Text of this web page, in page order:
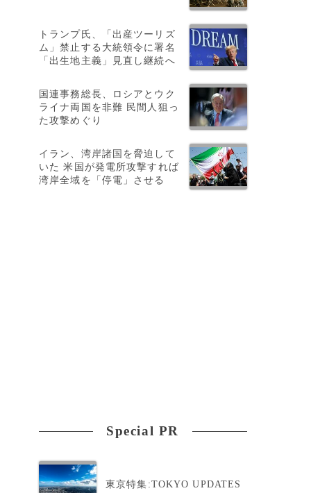
トランプ氏、「出産ツーリズ
ム」禁止する大統領令に署名
「出生地主義」見直し継続へ
国連事務総長、ロシアとウク
ライナ両国を非難 民間人狙っ
た攻撃めぐり
イラン、湾岸諸国を脅迫して
いた 米国が発電所攻撃すれば
湾岸全域を「停電」させる
Special PR
東京特集:TOKYO UPDATES